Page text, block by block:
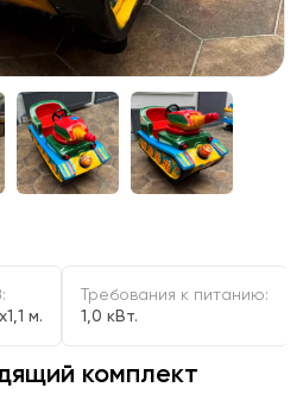
м.
Требования к питанию:
1,0 кВт.
комплект